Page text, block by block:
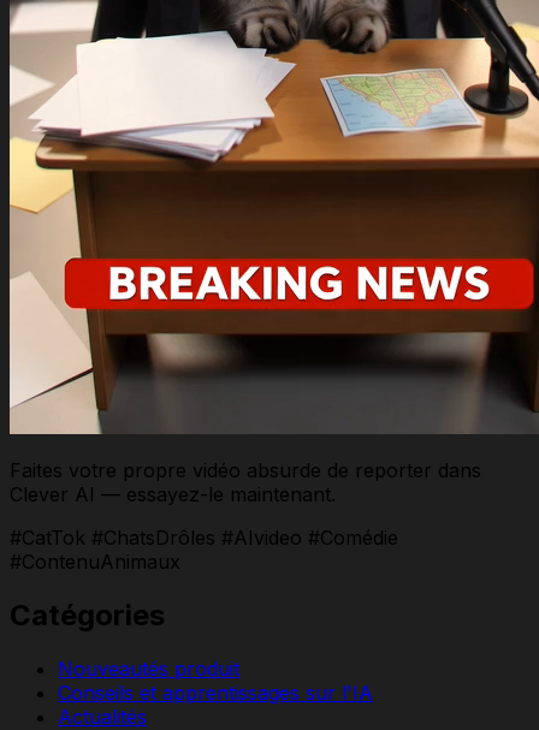
Faites votre propre vidéo absurde de reporter dans
Clever AI — essayez-le maintenant.
#CatTok #ChatsDrôles #AIvideo #Comédie
#ContenuAnimaux
Catégories
Nouveautés produit
Conseils et apprentissages sur l'IA
Actualités